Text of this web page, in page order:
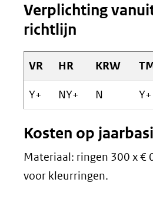
Verplichting
richtlijn
VR HR KRW
Y+ NY+ N Y+
Kosten op
Materiaal: ringen 300 x €
voor kleurringen.